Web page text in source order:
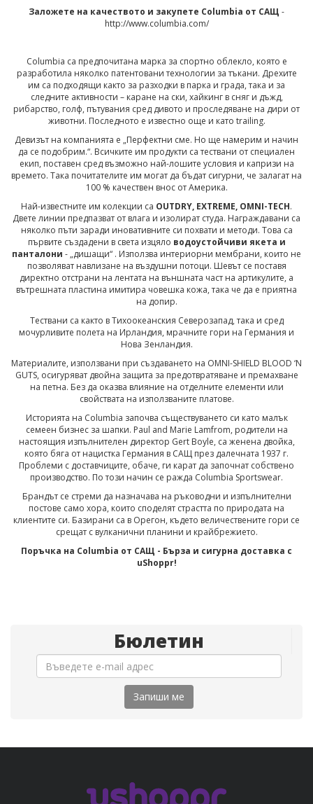
Заложете на качеството и закупете Columbia от САЩ -
http://www.columbia.com/
Columbia са предпочитана марка за спортно облекло, която е
разработила няколко патентовани технологии за тъкани. Дрехите
им са подходящи както за разходки в парка и града, така и за
следните активности – каране на ски, хайкинг в сняг и дъжд,
рибарство, голф, пътувания сред дивото и проследяване на дири от
животни. Последното е известно още и като trailing.
Девизът на компанията е „Перфектни сме. Но ще намерим и начин
да се подобрим.“. Всичките им продукти са тествани от специален
екип, поставен сред възможно най-лошите условия и капризи на
времето. Така почитателите им могат да бъдат сигурни, че залагат на
100 % качествен внос от Америка.
Най-известните им колекции са OUTDRY, EXTREME, OMNI-TECH.
Двете линии предпазват от влага и изолират студа. Награждавани са
няколко пъти заради иновативните си похвати и методи. Това са
първите създадени в света изцяло водоустойчиви якета и
панталони - „дишащи“ . Използва интериорни мембрани, които не
позволяват навлизане на въздушни потоци. Шевът се поставя
директно отстрани на лентата на външната част на артикулите, а
вътрешната пластина имитира човешка кожа, така че да е приятна
на допир.
Тествани са както в Тихоокеанския Северозапад, така и сред
мочурливите полета на Ирландия, мрачните гори на Германия и
Нова Зенландия.
Материалите, използвани при създаването на OMNI-SHIELD BLOOD ‘N
GUTS, осигуряват двойна защита за предотвратяване и премахване
на петна. Без да оказва влияние на отделните елементи или
свойствата на използваните платове.
Историята на Columbia започва съществуването си като малък
семеен бизнес за шапки. Paul and Marie Lamfrom, родители на
настоящия изпълнителен директор Gert Boyle, са жененa двойка,
която бяга от нацистка Германия в САЩ през далечната 1937 г.
Проблеми с доставчиците, обаче, ги карат да започнат собствено
производство. По този начин се ражда Columbia Sportswear.
Брандът се стреми да назначава на ръководни и изпълнителни
постове само хора, които споделят страстта по природата на
клиентите си. Базирани са в Орегон, където величествените гори се
срещат с вулканични планини и крайбрежието.
Поръчка на Columbia от САЩ - Бърза и сигурна доставка с
uShoppr!
Бюлетин
Запиши ме